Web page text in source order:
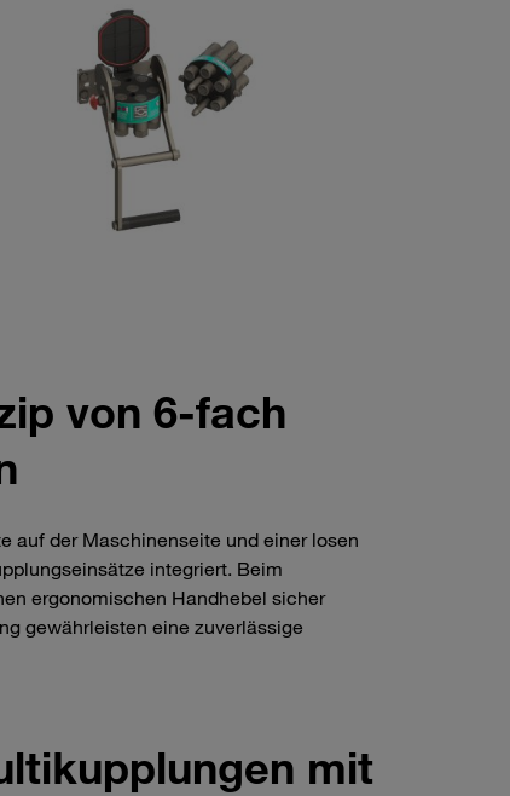
von 6‑fach
auf der Maschinenseite und einer losen
integriert. Beim
ergonomischen Handhebel sicher
gewährleisten eine zuverlässige
mit